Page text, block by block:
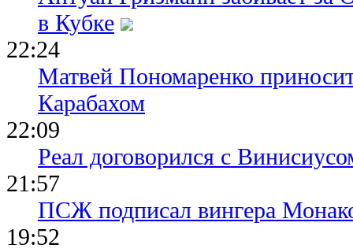
в Кубке
22:24
Матвей Пономаренко
Карабахом
22:09
Реал договорился с
21:57
ПСЖ подписал вингера
19:52